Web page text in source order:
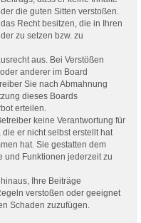
die guten Sitten verstoßen.
Recht besitzen, die in Ihren
zu setzen bzw. zu
aus. Bei Verstößen
anderer im Board
Sie nach Abmahnung
dieses Boards
erteilen.
keine Verantwortung für
er nicht selbst erstellt hat
hat. Sie gestatten dem
und Funktionen jederzeit zu
Ihre Beiträge
verstoßen oder geeignet
Schaden zuzufügen.